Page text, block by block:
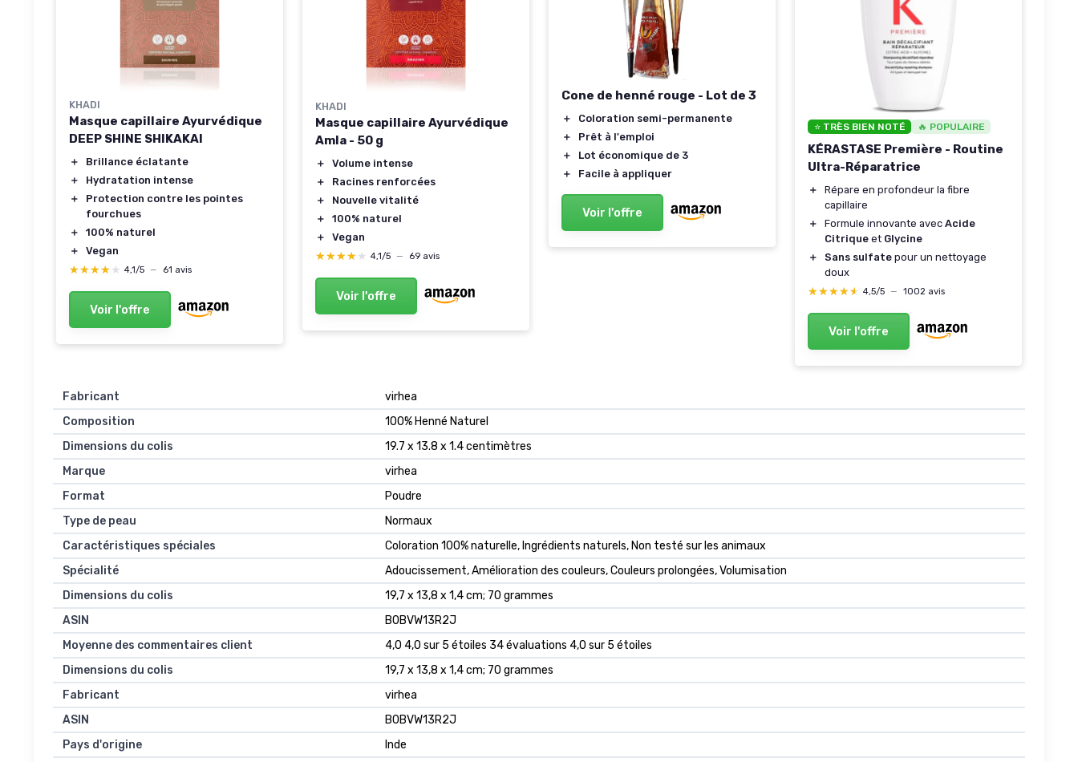
KHADI
Masque capillaire Ayurvédique
DEEP SHINE SHIKAKAI
＋
Brillance éclatante
＋
Hydratation intense
＋
Protection contre les pointes
fourchues
＋
100% naturel
＋
Vegan
★★★★★
★★★★★ 4,1/5 — 61 avis
Voir l'offre
KHADI
Masque capillaire Ayurvédique
Amla - 50 g
＋
Volume intense
＋
Racines renforcées
＋
Nouvelle vitalité
＋
100% naturel
＋
Vegan
★★★★★
★★★★★ 4,1/5 — 69 avis
Voir l'offre
Cone de henné rouge - Lot de 3
＋
Coloration semi-permanente
＋
Prêt à l'emploi
＋
Lot économique de 3
＋
Facile à appliquer
Voir l'offre
⭐ TRÈS BIEN NOTÉ 🔥 POPULAIRE
KÉRASTASE Première - Routine
Ultra-Réparatrice
＋
Répare en profondeur la fibre
capillaire
＋
Formule innovante avec Acide
Citrique et Glycine
＋
Sans sulfate pour un nettoyage
doux
★★★★★
★★★★★ 4,5/5 — 1002 avis
Voir l'offre
Fabricant
‎virhea
Composition
‎100% Henné Naturel
Dimensions du colis
‎19.7 x 13.8 x 1.4 centimètres
Marque
‎virhea
Format
‎Poudre
Type de peau
‎Normaux
Caractéristiques spéciales
‎Coloration 100% naturelle, Ingrédients naturels, Non testé sur les animaux
Spécialité
‎Adoucissement, Amélioration des couleurs, Couleurs prolongées, Volumisation
Dimensions du colis
‎19,7 x 13,8 x 1,4 cm; 70 grammes
ASIN
‎B0BVW13R2J
Moyenne des commentaires client
4,0 4,0 sur 5 étoiles 34 évaluations 4,0 sur 5 étoiles
Dimensions du colis
19,7 x 13,8 x 1,4 cm; 70 grammes
Fabricant
virhea
ASIN
B0BVW13R2J
Pays d'origine
Inde